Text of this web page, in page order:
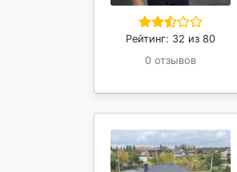
Рейтинг: 32 из 80
0 отзывов